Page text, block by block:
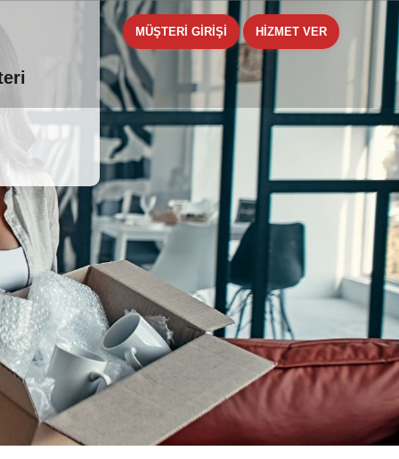
MÜŞTERİ GİRİŞİ HİZMET VER